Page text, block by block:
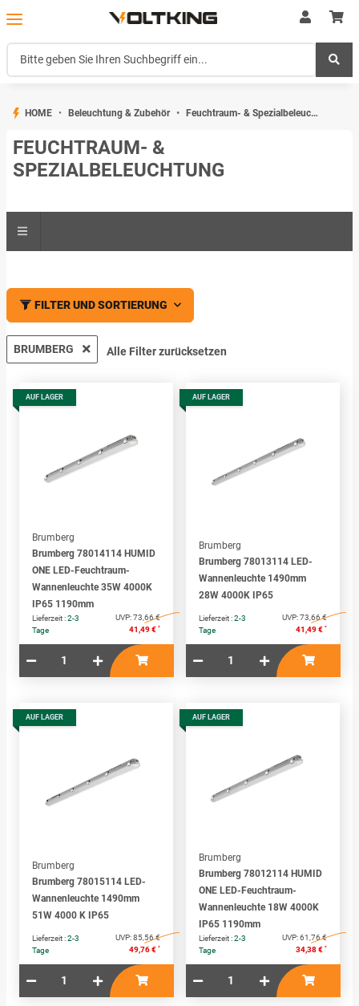
HOME Beleuchtung & Zubehör Feuchtraum- & Spezialbeleuchtung
FEUCHTRAUM- &
SPEZIALBELEUCHTUNG
FILTER UND SORTIERUNG
BRUMBERG Alle Filter zurücksetzen
AUF LAGER
Brumberg
Brumberg 78014114 HUMID
ONE LED-Feuchtraum-
Wannenleuchte 35W 4000K
IP65 1190mm
Lieferzeit :2-3
Tage
UVP:73,66 €
41,49 € *
AUF LAGER
Brumberg
Brumberg 78013114 LED-
Wannenleuchte 1490mm
28W 4000K IP65
Lieferzeit :2-3
Tage
UVP:73,66 €
41,49 € *
AUF LAGER
Brumberg
Brumberg 78015114 LED-
Wannenleuchte 1490mm
51W 4000 K IP65
Lieferzeit :2-3
Tage
UVP:85,56 €
49,76 € *
AUF LAGER
Brumberg
Brumberg 78012114 HUMID
ONE LED-Feuchtraum-
Wannenleuchte 18W 4000K
IP65 1190mm
Lieferzeit :2-3
Tage
UVP:61,76 €
34,38 € *